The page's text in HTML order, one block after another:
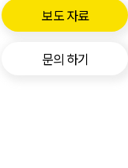
보도 자료
문의 하기